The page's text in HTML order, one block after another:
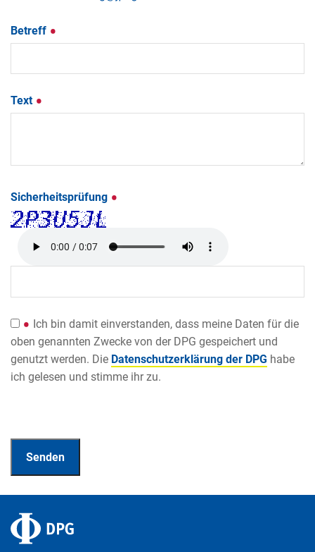
Betreff
Text
Sicherheitsprüfung
Ich bin damit einverstanden, dass meine Daten für die
oben genannten Zwecke von der DPG gespeichert und
genutzt werden. Die Datenschutzerklärung der DPG habe
ich gelesen und stimme ihr zu.